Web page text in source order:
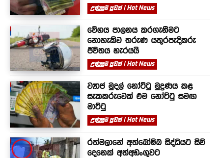
උණුසුම් පුවත් | Hot News
වේගය පාලනය කරගැනීමට
නොහැකිව තරුණ යතුරපැදිකරු
ජීවිතය හැරයයි
උණුසුම් පුවත් | Hot News
ව්‍යාජ මුදල් නෝට්ටු මුද්‍රණය කළ
සැකකරුවෙක් එම නෝට්ටු සමඟ
මාට්ටු
උණුසුම් පුවත් | Hot News
රත්මලානේ අත්බෝම්බ සිද්ධියට සිව්
දෙනෙක් අත්අඩංගුවට